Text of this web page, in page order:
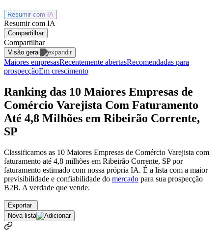
Resumir com IA
Resumir com IA
Compartilhar
Compartilhar
Visão geral
Maiores empresasRecentemente abertasRecomendadas para
prospecçãoEm crescimento
Ranking das 10 Maiores Empresas de
Comércio Varejista Com Faturamento
Até 4,8 Milhões em Ribeirão Corrente,
SP
Classificamos as 10 Maiores Empresas de Comércio Varejista com
faturamento até 4,8 milhões em Ribeirão Corrente, SP por
faturamento estimado com nossa própria IA. É a lista com a maior
previsibilidade e confiabilidade do mercado para sua prospecção
B2B. A verdade que vende.
Exportar
Nova lista